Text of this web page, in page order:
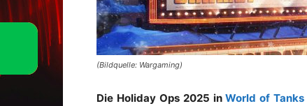
(Bildquelle: Wargaming)
Die Holiday Ops 2025 inWorld of Tanks